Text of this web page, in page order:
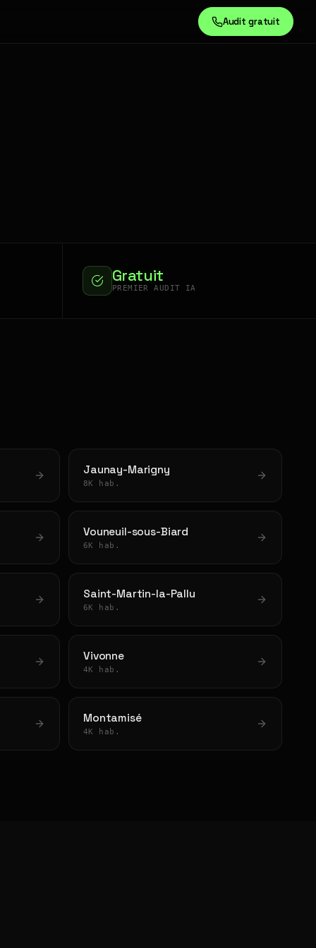
Audit gratuit
Gratuit
PREMIER AUDIT IA
Jaunay-Marigny
8K hab.
Vouneuil-sous-Biard
6K hab.
Saint-Martin-la-Pallu
6K hab.
Vivonne
4K hab.
Montamisé
4K hab.